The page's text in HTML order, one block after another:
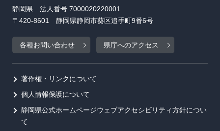
静岡県 法人番号 7000020220001
〒420-8601 静岡県静岡市葵区追手町9番6号
各種お問い合わせ 県庁へのアクセス
著作権・リンクについて
個人情報保護について
静岡県公式ホームページウェブアクセシビリティ方針につい
て